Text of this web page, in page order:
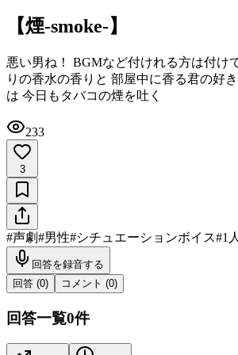
【煙-smoke-】
悪い男ね！ BGMなど付けれる方は付
りの香水の香りと 部屋中に香る君の好
は 今日もタバコの煙を吐く
233
3
#声劇#男性#シチュエーションボイス#1
回答を録音する
回答 (0) コメント (0)
回答一覧0件